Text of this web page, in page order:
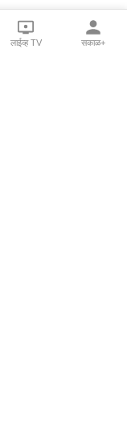
लाईव्ह TV सकाळ+